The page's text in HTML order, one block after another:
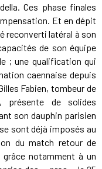
Ces phase finales
Et en dépit
reconverti latéral à son
de son équipe
; une qualification qui
caennaise depuis
Fabien, tombeur de
présente de solides
son dauphin parisien
sont déjà imposés au
du match retour de
notamment à un